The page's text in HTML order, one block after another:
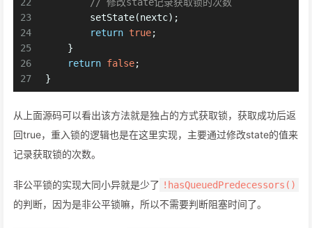
23
24
25
26
27
        setState(nextc);
return true;
    }
return false;
}
从上面源码可以看出该方法就是独占的方式获取锁，获取成功后返
回true，重入锁的逻辑也是在这里实现，主要通过修改state的值来
记录获取锁的次数。
非公平锁的实现大同小异就是少了 !hasQueuedPredecessors()
的判断，因为是非公平锁嘛，所以不需要判断阻塞时间了。